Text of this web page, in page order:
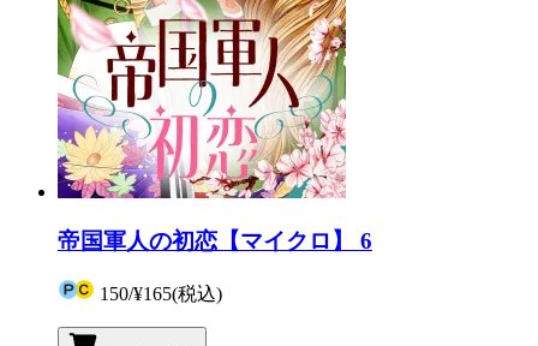
帝国軍人の初恋【マイクロ】 6
150/¥165(税込)